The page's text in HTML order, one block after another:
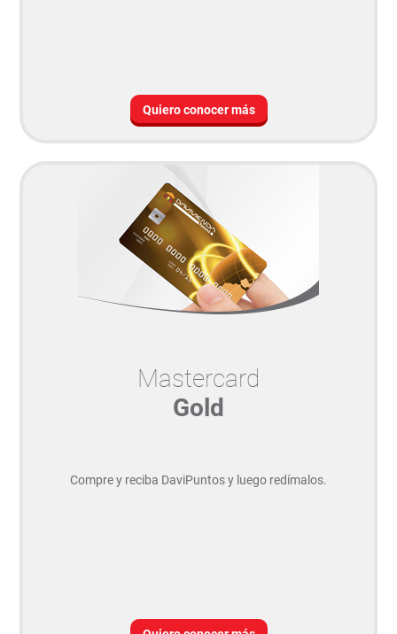
Quiero conocer más
Mastercard
Gold
Compre y reciba DaviPuntos y luego redímalos.